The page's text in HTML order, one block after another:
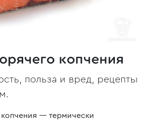
копчения
польза и вред, рецепты
— термически